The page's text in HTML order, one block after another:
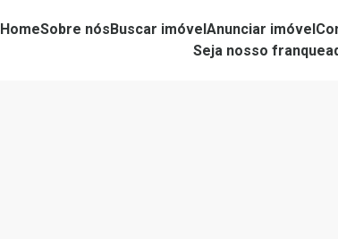
HomeSobre nósBuscar imóvelAnunciar imóvel
Seja nosso